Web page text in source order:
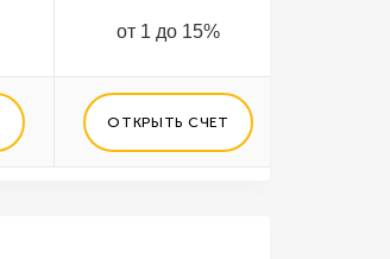
от 1 до 15%
ОТКРЫТЬ СЧЕТ